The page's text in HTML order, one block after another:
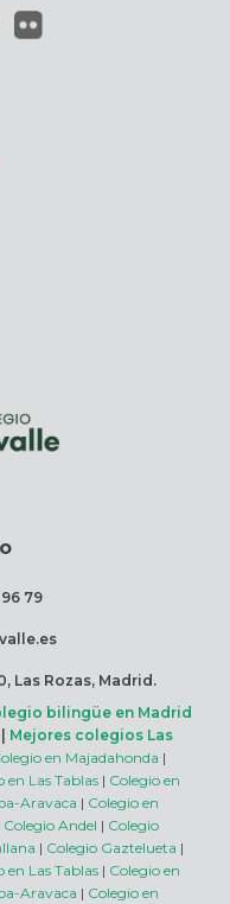
96 79
Las Rozas, Madrid.
bilingüe en Madrid
Mejores colegios Las
en Majadahonda |
en Las Tablas| Colegio en
Aravaca | Colegio en
Colegio Andel | Colegio
| Colegio Gaztelueta |
en Las Tablas| Colegio en
Aravaca | Colegio en